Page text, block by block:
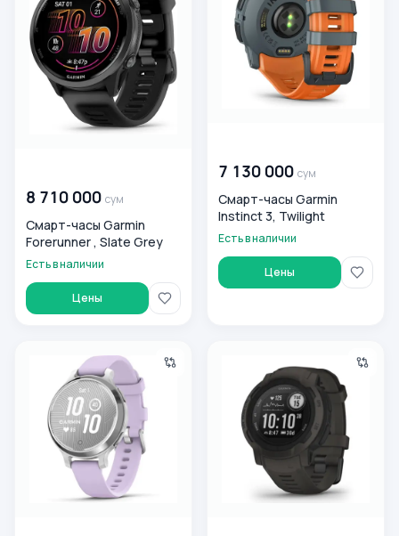
8 710 000 сум
Смарт-часы Garmin
Forerunner , Slate Grey
Есть в наличии
Цены
7 130 000 сум
Смарт-часы Garmin
Instinct 3, Twilight
Есть в наличии
Цены
Смарт-часы Garmin Lily, розовый